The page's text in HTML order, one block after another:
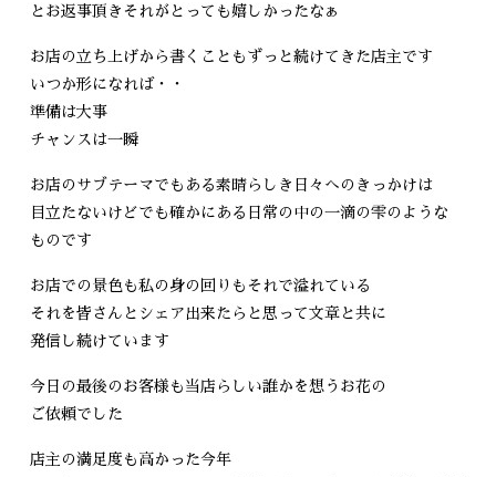
とお返事頂きそれがとっても嬉しかったなぁ
お店の立ち上げから書くこともずっと続けてきた店主です
いつか形になれば・・
準備は大事
チャンスは一瞬
お店のサブテーマでもある素晴らしき日々へのきっかけは
目立たないけどでも確かにある日常の中の一滴の雫のような
ものです
お店での景色も私の身の回りもそれで溢れている
それを皆さんとシェア出来たらと思って文章と共に
発信し続けています
今日の最後のお客様も当店らしい誰かを想うお花の
ご依頼でした
店主の満足度も高かった今年